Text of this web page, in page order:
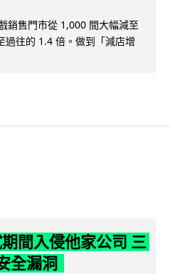
銷售門市從 1,000 間大幅減至
過往的 1.4 倍。做到「減店增
間入侵他家公司 三
全漏洞